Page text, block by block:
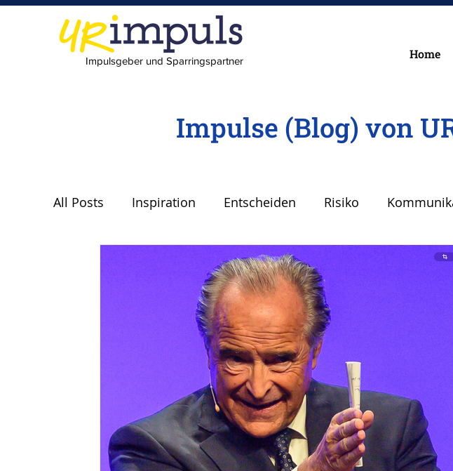
Impulsgeber und Sparringspartner Home
Impulse (Blog) von
All Posts Inspiration Entscheiden Risiko
scheitern Planen
Abheben Vertrauen Krise